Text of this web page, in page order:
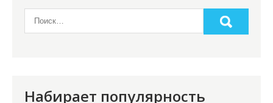
Набирает популярность